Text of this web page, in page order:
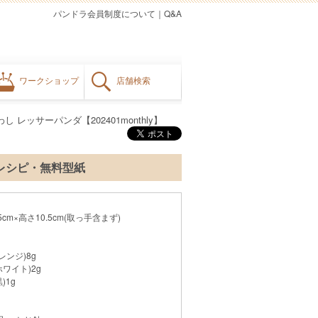
ワークショップ 店舗検索
Q&A
｜
パンドラ会員制度について
し レッサーパンダ【202401monthly】
シピ・無料型紙
高さ10.5cm(取っ手含まず)
ンジ)8g
イト)2g
)1g